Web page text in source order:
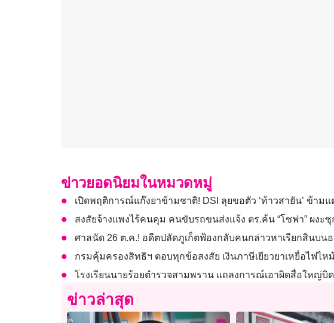
ข่าวยอดนิยมในหมวดหมู่
เปิดพฤติการณ์แก๊งยาข้ามชาติ! DSI ลุยขอตัว ‘ท้าวสายัน’ ข้าม
สงสัยจ้างแพงไร้คนคุม คนขับรถขนส่งแจ้ง ตร.ค้น “โซฟา” ผงะซุ
ศาลนัด 26 ต.ค.! อดีตปลัดภูเก็ตฟ้องกลับคนกล่าวหาเรียกสินบน
กรมคุ้มครองสิทธิฯ ตอบทุกข้อสงสัย เงินภาษีเยียวยาเหยื่อไฟไหม้
โรงเรียนนายร้อยตำรวจสามพราน แถลงการณ์เอาผิดสื่อใหญ่บิ
ข่าวล่าสุด